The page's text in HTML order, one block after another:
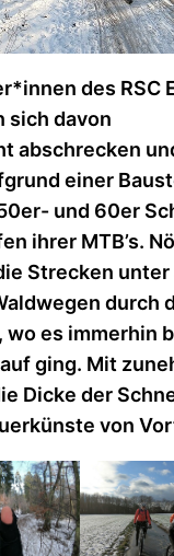
des RSC
sich davon
abschrecken
einer
und 60er
ihrer MTB’s.
Strecken unter
durch
wo es immerhin
ging. Mit
Dicke der
von